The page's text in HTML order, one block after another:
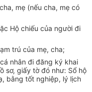
mẹ (nếu cha, mẹ có
Hộ chiếu của người đi
trú của mẹ, cha;
nhân đi đăng ký khai
sơ, giấy tờ đó như: Sổ hộ
bằng tốt nghiệp, lý lịch